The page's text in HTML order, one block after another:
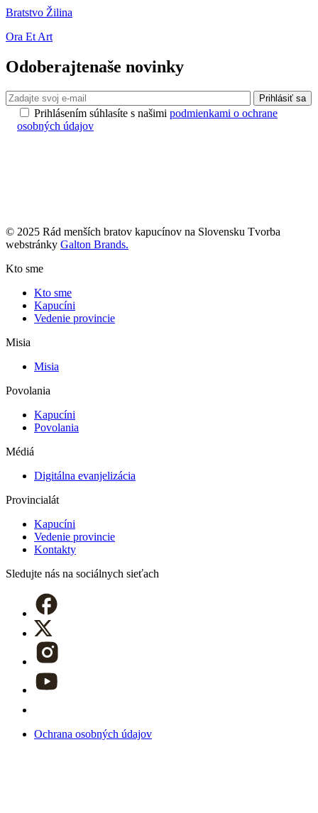
Bratstvo Žilina
Ora Et Art
Odoberajtenaše novinky
Prihlásiť sa
Prihlásením súhlasíte s našimi podmienkami o ochrane
osobných údajov
© 2025 Rád menších bratov kapucínov na Slovensku Tvorba
webstránky Galton Brands.
Kto sme
Kto sme
Kapucíni
Vedenie provincie
Misia
Misia
Povolania
Kapucíni
Povolania
Médiá
Digitálna evanjelizácia
Provincialát
Kapucíni
Vedenie provincie
Kontakty
Sledujte nás na sociálnych sieťach
Ochrana osobných údajov